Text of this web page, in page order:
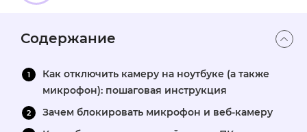
Содержание
Как отключить камеру на ноутбуке (а также
микрофон): пошаговая инструкция
Зачем блокировать микрофон и веб-камеру